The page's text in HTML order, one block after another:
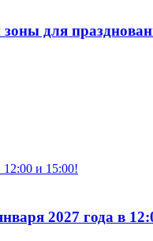
зоны для
2027 года в